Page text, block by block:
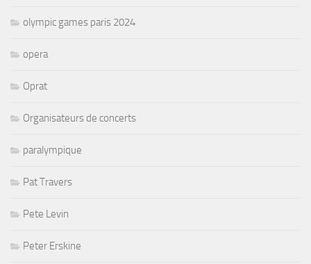
olympic games paris 2024
opera
Oprat
Organisateurs de concerts
paralympique
Pat Travers
Pete Levin
Peter Erskine